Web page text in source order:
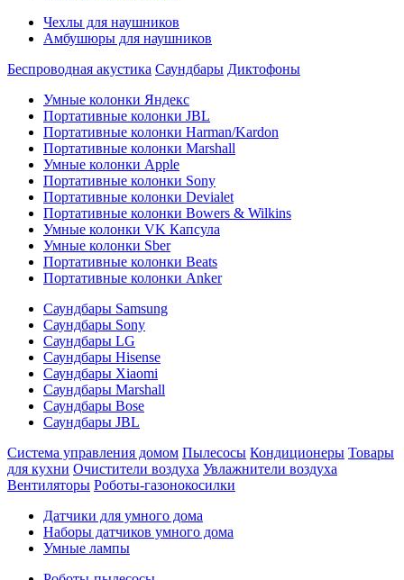
Чехлы для наушников
Амбушюры для наушников
Беспроводная акустика Саундбары Диктофоны
Умные колонки Яндекс
Портативные колонки JBL
Портативные колонки Harman/Kardon
Портативные колонки Marshall
Умные колонки Apple
Портативные колонки Sony
Портативные колонки Devialet
Портативные колонки Bowers & Wilkins
Умные колонки VK Капсула
Умные колонки Sber
Портативные колонки Beats
Портативные колонки Anker
Саундбары Samsung
Саундбары Sony
Саундбары LG
Саундбары Hisense
Саундбары Xiaomi
Саундбары Marshall
Саундбары Bose
Саундбары JBL
Система управления домом Пылесосы Кондиционеры Товары
для кухни Очистители воздуха Увлажнители воздуха
Вентиляторы Роботы-газонокосилки
Датчики для умного дома
Наборы датчиков умного дома
Умные лампы